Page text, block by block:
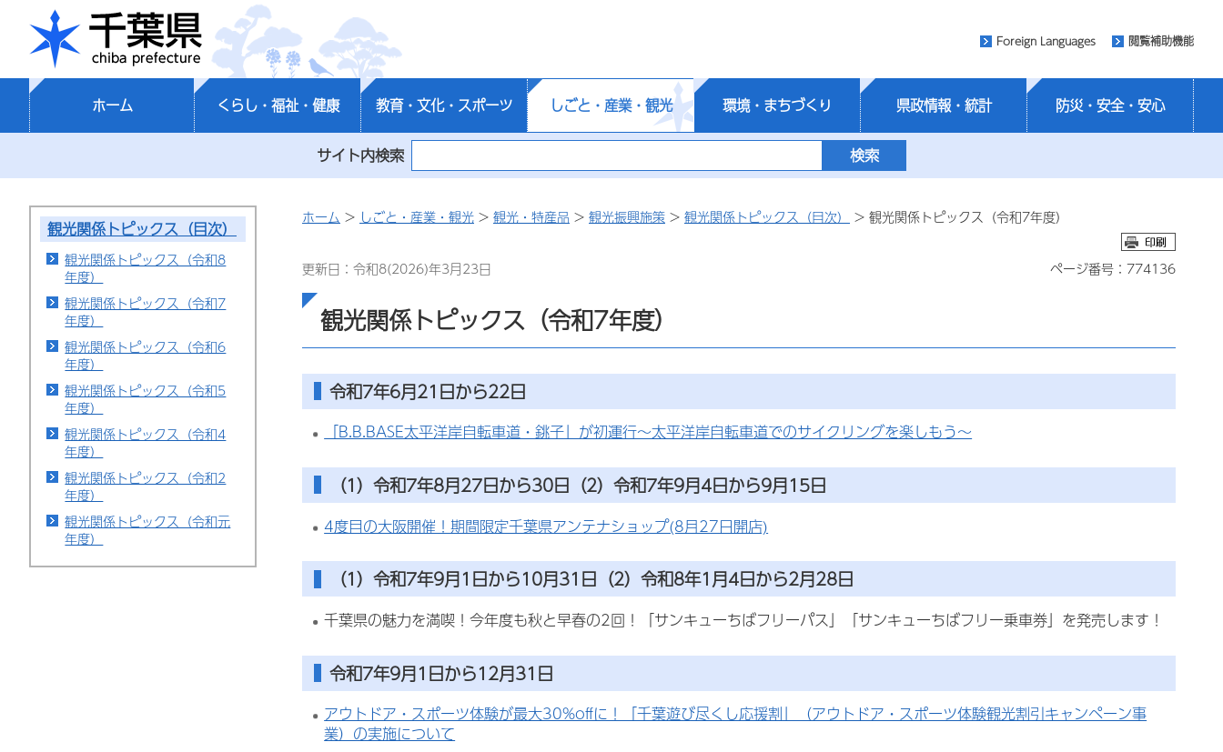
千葉県
Foreign Languages 閲覧補助機能
ホーム くらし・福祉・健康 教育・文化・スポーツ しごと・産業・観光 環境・まちづくり 県政情報・統計 防災・安全・安心
サイト内検索
観光関係トピックス（目次）
観光関係トピックス（令和8
年度）
観光関係トピックス（令和7
年度）
観光関係トピックス（令和6
年度）
観光関係トピックス（令和5
年度）
観光関係トピックス（令和4
年度）
観光関係トピックス（令和2
年度）
観光関係トピックス（令和元
年度）
ホーム > しごと・産業・観光 > 観光・特産品 > 観光振興施策 > 観光関係トピックス（目次） > 観光関係トピックス（令和7年度）
更新日：令和8(2026)年3月23日 ページ番号：774136
観光関係トピックス（令和7年度）
令和7年6月21日から22日
「B.B.BASE太平洋岸自転車道・銚子」が初運行～太平洋岸自転車道でのサイクリングを楽しもう～
（1）令和7年8月27日から30日（2）令和7年9月4日から9月15日
4度目の大阪開催！期間限定千葉県アンテナショップ(8月27日開店)
（1）令和7年9月1日から10月31日（2）令和8年1月4日から2月28日
千葉県の魅力を満喫！今年度も秋と早春の2回！「サンキューちばフリーパス」「サンキューちばフリー乗車券」を発売します！
令和7年9月1日から12月31日
アウトドア・スポーツ体験が最大30%offに！「千葉遊び尽くし応援割」（アウトドア・スポーツ体験観光割引キャンペーン事
業）の実施について